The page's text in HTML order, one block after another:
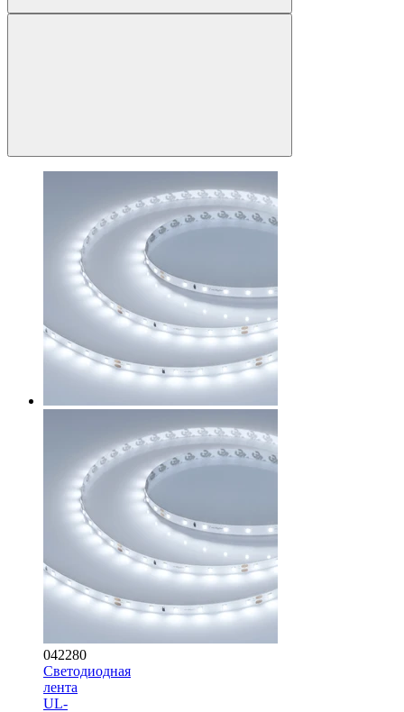
042280
Светодиодная
лента
UL-